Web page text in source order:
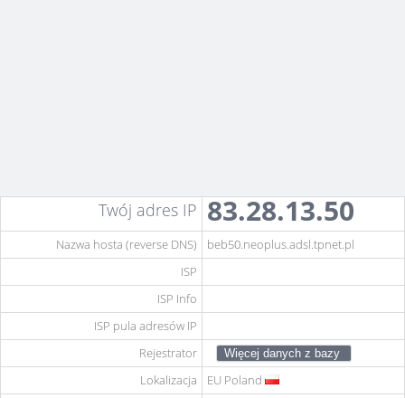
Twój adres IP 83.28.13.50
Nazwa hosta (reverse DNS)
beb50.neoplus.adsl.tpnet.pl
ISP
ISP Info
ISP pula adresów IP
Rejestrator
Lokalizacja
EU Poland